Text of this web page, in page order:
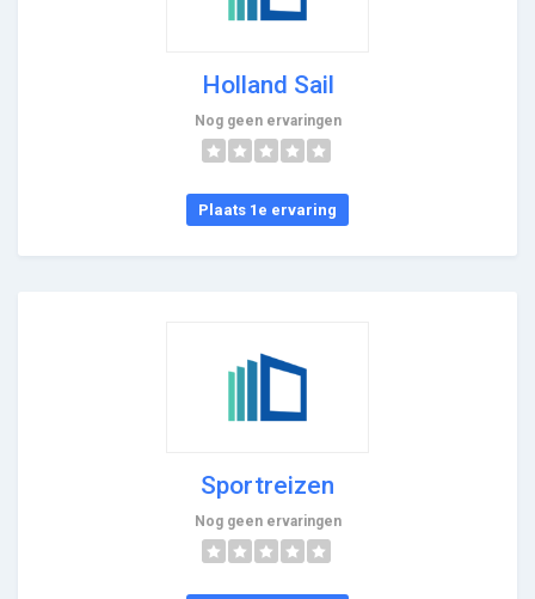
Holland Sail
Nog geen ervaringen
Plaats 1e ervaring
Sportreizen
Nog geen ervaringen